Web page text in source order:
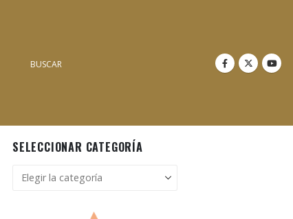
BUSCAR
SELECCIONAR CATEGORÍA
Seleccionar
categoría